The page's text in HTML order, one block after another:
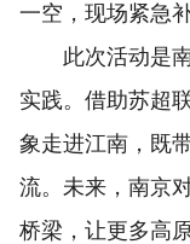
一空，现场紧急补
此次活动是南
实践。借助苏超
象走进江南，既
流。未来，南京
桥梁，让更多高